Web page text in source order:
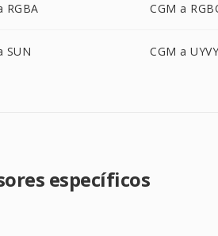
RGBA CGM a
SUN CGM a
específicos